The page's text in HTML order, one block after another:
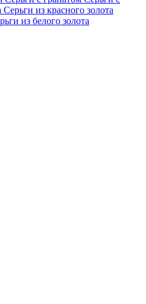
Серьги из красного золота
из белого золота